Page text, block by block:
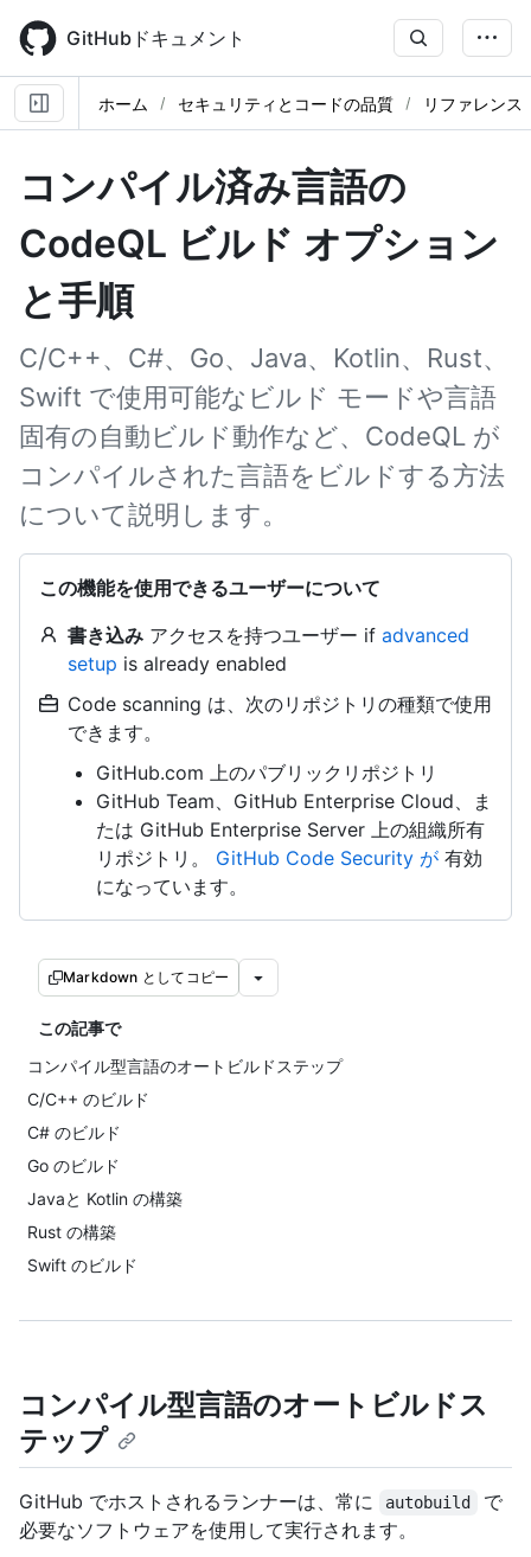
main
content
GitHubドキュメント
ホーム セキュリティとコードの品質 リファレンス
コンパイル済み言語の
CodeQL ビルド オプション
と手順
C/C++、C#、Go、Java、Kotlin、Rust、
Swift で使用可能なビルド モードや言語
固有の自動ビルド動作など、CodeQL が
コンパイルされた言語をビルドする方法
について説明します。
この機能を使用できるユーザーについて
書き込み アクセスを持つユーザー if advanced
setup is already enabled
Code scanning は、次のリポジトリの種類で使用
できます。
GitHub.com 上のパブリックリポジトリ
GitHub Team、GitHub Enterprise Cloud、ま
たは GitHub Enterprise Server 上の組織所有
リポジトリ。 GitHub Code Security が 有効
になっています。
Markdown としてコピー
この記事で
コンパイル型言語のオートビルドステップ
C/C++ のビルド
C# のビルド
Go のビルド
Javaと Kotlin の構築
Rust の構築
Swift のビルド
コンパイル型言語のオートビルドス
テップ
GitHub でホストされるランナーは、常に autobuild
で
必要なソフトウェアを使用して実行されます。